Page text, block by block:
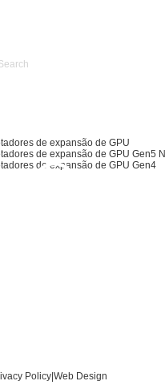
de expansão de GPU
de expansão de GPU Gen5
de expansão de GPU Gen4
Policy Web Design